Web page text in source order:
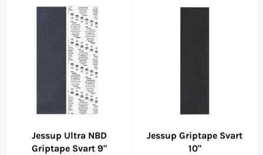
Jessup Ultra NBD
Griptape Svart 9"
Jessup Griptape Svart
10"